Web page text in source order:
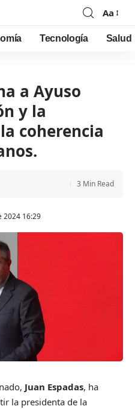
Font
Resizer
Aa
Tecnología Salud
a Ayuso
y la
coherencia
2024 16:29
3 Min Read
Juan Espadas, ha
la presidenta de la